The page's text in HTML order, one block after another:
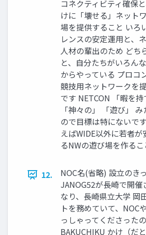
コネクティビティ確保
けに「壊せる」ネット
場を提供すること いろ
レンスの安定運用と、
人材の輩出のため どち
と、自分たちがいろん
からやっている プロコ
競技用ネットワークを
です NETCON 「暇を持
「神々の」 「遊び」
ので目標は特にないで
えばWIDE以外に若者
るNWの遊び場を作るこ
12.
NOC名(省略) 設立のき
JANOG52が長崎で開催
なり、長崎県立大学 岡
トを務めていて、NOC
っしゃってくださった
BAKUCHIKU かけ（だと